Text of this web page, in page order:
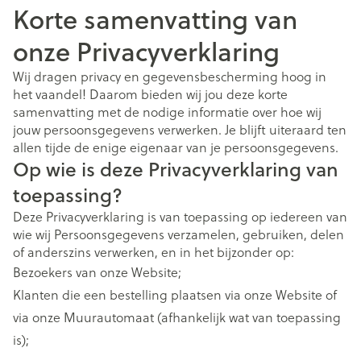
Korte samenvatting van
onze Privacyverklaring
Wij dragen privacy en gegevensbescherming hoog in
het vaandel! Daarom bieden wij jou deze korte
samenvatting met de nodige informatie over hoe wij
jouw persoonsgegevens verwerken. Je blijft uiteraard ten
allen tijde de enige eigenaar van je persoonsgegevens.
Op wie is deze Privacyverklaring van
toepassing?
Deze Privacyverklaring is van toepassing op iedereen van
wie wij Persoonsgegevens verzamelen, gebruiken, delen
of anderszins verwerken, en in het bijzonder op:
Bezoekers van onze Website;
Klanten die een bestelling plaatsen via onze Website of
via onze Muurautomaat (afhankelijk wat van toepassing
is);